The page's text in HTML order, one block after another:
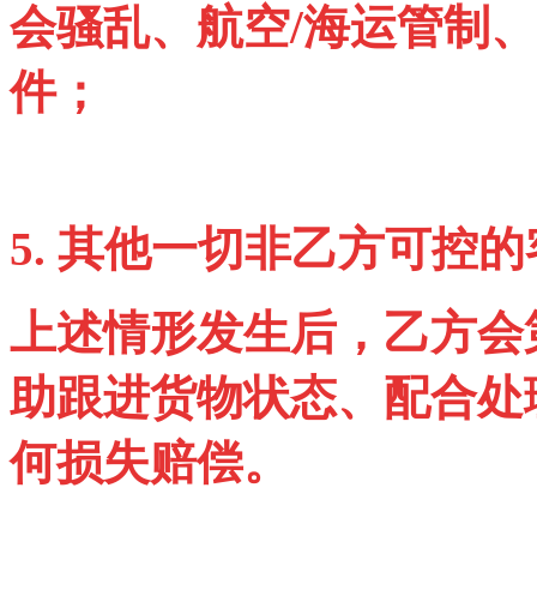
会骚乱、航空/海运管制
件；
5. 其他一切非乙方可控
上述情形发生后，乙方
助跟进货物状态、配合
何损失赔偿。